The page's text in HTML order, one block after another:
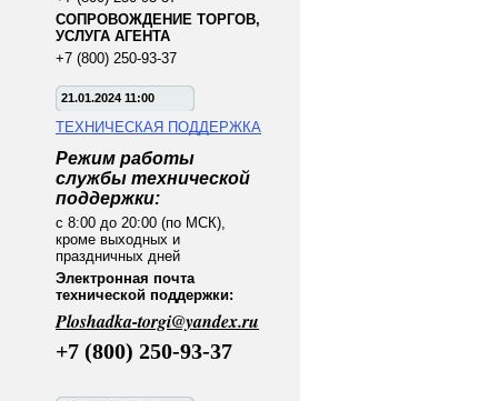
СОПРОВОЖДЕНИЕ ТОРГОВ,
УСЛУГА АГЕНТА
+7 (800) 250-93-37
21.01.2024 11:00
ТЕХНИЧЕСКАЯ ПОДДЕРЖКА
Режим работы
службы технической
поддержки:
с 8:00 до 20:00 (по МСК),
кроме выходных и
праздничных дней
Электронная почта
технической поддержки:
Ploshadka-torgi@yandex.ru
+7 (800) 250-93-37